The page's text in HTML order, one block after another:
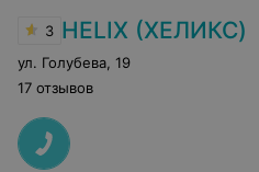
3 HELIX (ХЕЛИКС)
ул. Голубева 19
17 отзывов